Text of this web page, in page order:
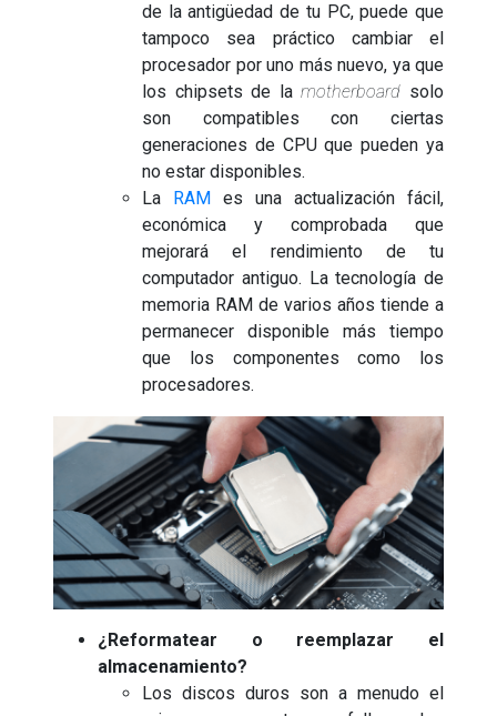
de la antigüedad de tu PC, puede que
tampoco sea práctico cambiar el
procesador por uno más nuevo, ya que
los chipsets de lamotherboard solo
son compatibles con ciertas
generaciones de CPU que pueden ya
no estar disponibles.
La RAM es una actualización fácil,
económica y comprobada que
mejorará el rendimiento de tu
computador antiguo. La tecnología de
memoria RAM de varios años tiende a
permanecer disponible más tiempo
que los componentes como los
procesadores.
¿Reformatear o reemplazar el
almacenamiento?
Los discos duros son a menudo el